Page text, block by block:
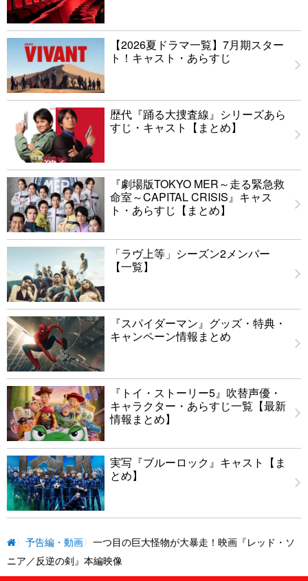
【2026夏ドラマ一覧】7月期スター
ト！キャスト・あらすじ
歴代『踊る大捜査線』シリーズあら
すじ・キャスト【まとめ】
『劇場版TOKYO MER～走る緊急救
命室～CAPITAL CRISIS』キャス
ト・あらすじ【まとめ】
「ラヴ上等」シーズン2メンバー
【一覧】
『スパイダーマン』グッズ・特典・
キャンペーン情報まとめ
『トイ・ストーリー5』吹替声優・
キャラクター・あらすじ一覧【最新
情報まとめ】
実写『ブルーロック』キャスト【ま
とめ】
予告編・動画
一つ目の巨大怪物が大暴走！映画『レッド・ソ
ニア／反逆の剣』本編映像